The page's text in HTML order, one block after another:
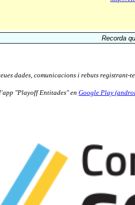
Recorda
dades, comunicacions i rebuts registrant-
"Playoff Entitades" en Google Play